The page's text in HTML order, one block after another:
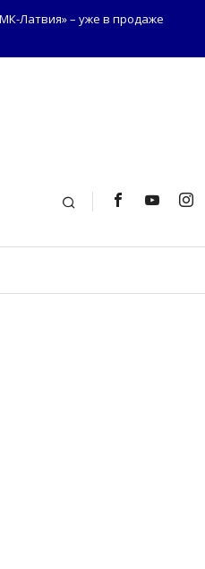
Латвия» – уже в продаже
Поиск